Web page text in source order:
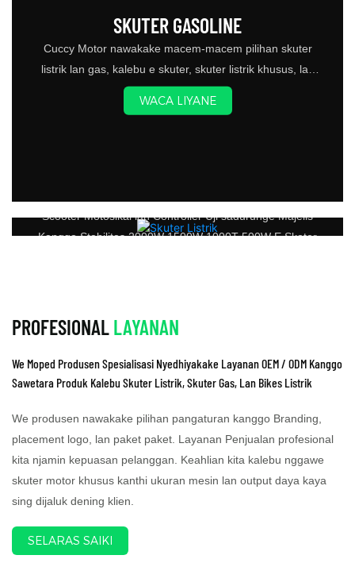
kuat, skotis listrik iki
nawakake wektu
nunggang lengkap,
pangguna bisa lelungan
golek cara transportasi
sing dipercaya lan larang
regane
SKUTER GASOLINE
Cuccy Motor nawakake macem-macem pilihan skuter
listrik lan gas, kalebu e skuter, skuter listrik khusus, lan
bikes listrik
WACA LIYANE
Scooter Motosikal lan Controller Uji sadurunge Majelis
Kanggo Stabilitas 2000W 1500W 1000T 500W E Skoter
PROFESIONALLAYANAN
We Moped Produsen Spesialisasi Nyedhiyakake Layanan OEM / ODM Kanggo
Sawetara Produk Kalebu Skuter Listrik, Skuter Gas, Lan Bikes Listrik
We produsen nawakake pilihan pangaturan kanggo Branding,
placement logo, lan paket paket. Layanan Penjualan profesional
kita njamin kepuasan pelanggan. Keahlian kita kalebu nggawe
skuter motor khusus kanthi ukuran mesin lan output daya kaya
sing dijaluk dening klien.
SELARAS SAIKI